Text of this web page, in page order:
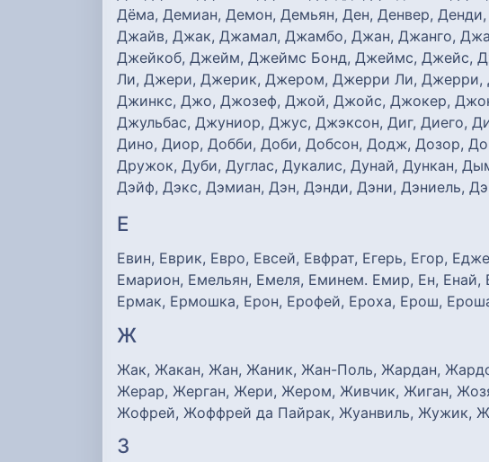
Дёма, Демиан, Демон, Демьян, Ден, Денвер,
Джайв, Джак, Джамал, Джамбо, Джан, Джанго,
Джейкоб, Джейм, Джеймс Бонд, Джеймс, Джейс,
Ли, Джери, Джерик, Джером, Джерри Ли,
Джинкс, Джо, Джозеф, Джой, Джойс, Джокер,
Джульбас, Джуниор, Джус, Джэксон, Диг, Диего,
Дино, Диор, Добби, Доби, Добсон, Додж, Дозор,
Дружок, Дуби, Дуглас, Дукалис, Дунай, Дункан,
Дэйф, Дэкс, Дэмиан, Дэн, Дэнди, Дэни, Дэниель,
Е
Евин, Еврик, Евро, Евсей, Евфрат, Егерь, Егор,
Емарион, Емельян, Емеля, Еминем. Емир, Ен,
Ермак, Ермошка, Ерон, Ерофей, Ероха, Ерош,
Ж
Жак, Жакан, Жан, Жаник, Жан-Поль, Жардан,
Жерар, Жерган, Жери, Жером, Живчик, Жиган,
Жофрей, Жоффрей да Пайрак, Жуанвиль, Жужик,
З